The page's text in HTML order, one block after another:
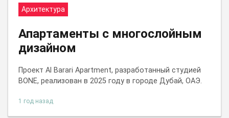
Архитектура
Апартаменты с многослойным
дизайном
Проект Al Barari Apartment, разработанный студией
BONE, реализован в 2025 году в городе Дубай, ОАЭ.
1 год назад